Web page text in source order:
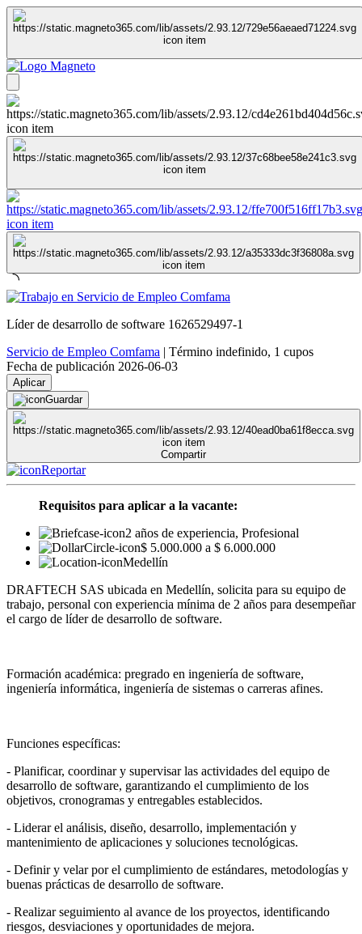
Líder de desarrollo de software 1626529497-1
Servicio de Empleo Comfama | Término indefinido, 1 cupos
Fecha de publicación 2026-06-03
Aplicar
Guardar
Compartir
Reportar
Requisitos para aplicar a la vacante:
2 años de experiencia, Profesional
$ 5.000.000 a $ 6.000.000
Medellín
DRAFTECH SAS ubicada en Medellín, solicita para su equipo de
trabajo, personal con experiencia mínima de 2 años para desempeñar
el cargo de líder de desarrollo de software.
Formación académica: pregrado en ingeniería de software,
ingeniería informática, ingeniería de sistemas o carreras afines.
Funciones específicas:
- Planificar, coordinar y supervisar las actividades del equipo de
desarrollo de software, garantizando el cumplimiento de los
objetivos, cronogramas y entregables establecidos.
- Liderar el análisis, diseño, desarrollo, implementación y
mantenimiento de aplicaciones y soluciones tecnológicas.
- Definir y velar por el cumplimiento de estándares, metodologías y
buenas prácticas de desarrollo de software.
- Realizar seguimiento al avance de los proyectos, identificando
riesgos, desviaciones y oportunidades de mejora.